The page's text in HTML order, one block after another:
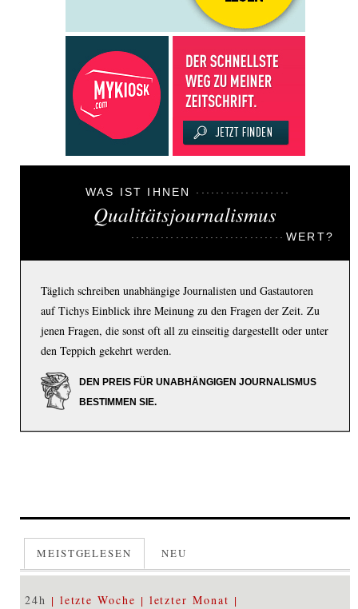
WAS IST IHNEN
Qualitätsjournalismus
WERT?
Täglich schreiben unabhängige Journalisten und Gastautoren
auf Tichys Einblick ihre Meinung zu den Fragen der Zeit. Zu
jenen Fragen, die sonst oft all zu einseitig dargestellt oder unter
den Teppich gekehrt werden.
DEN PREIS FÜR UNABHÄNGIGEN JOURNALISMUS
BESTIMMEN SIE.
MEISTGELESEN NEU
24h letzte Woche letzter Monat